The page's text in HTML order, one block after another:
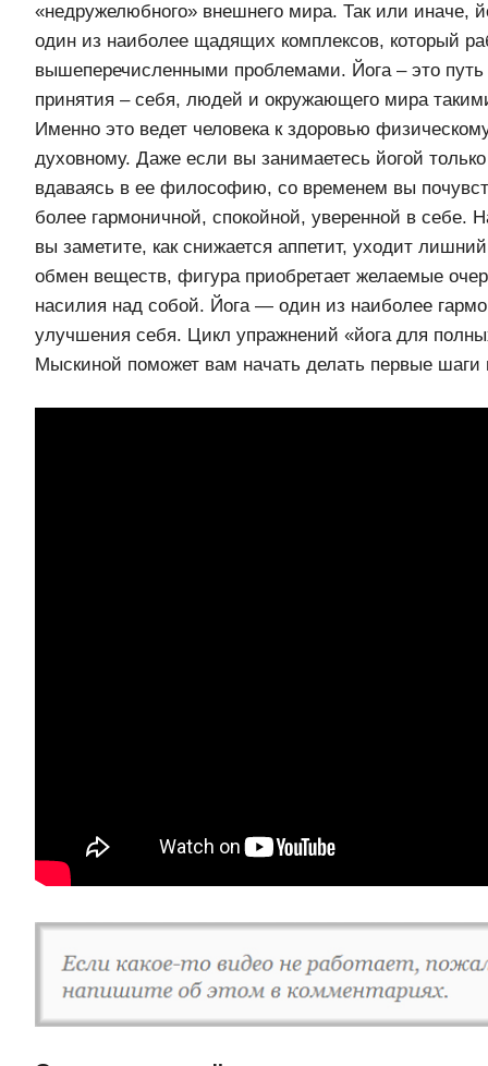
«недружелюбного» внешнего мира. Так или иначе,
один из наиболее щадящих комплексов, который
вышеперечисленными проблемами. Йога – это
принятия – себя, людей и окружающего мира
Именно это ведет человека к здоровью
духовному. Даже если вы занимаетесь йогой только
вдаваясь в ее философию, со временем вы
более гармоничной, спокойной, уверенной в себе.
вы заметите, как снижается аппетит, уходит
обмен веществ, фигура приобретает желаемые
насилия над собой. Йога — один из наиболее
улучшения себя. Цикл упражнений «йога для
Мыскиной поможет вам начать делать первые шаги